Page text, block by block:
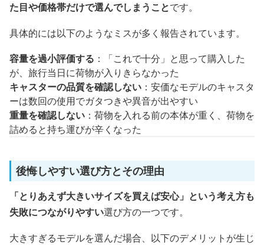
た目や価格帯だけで選んでしまうことです。
具体的には以下のようなミスが多く報告されています。
容量を過小評価する ：「これで十分」と思って購入した
が、旅行当日に荷物が入りきらなかった
キャスターの品質を確認しない ：安価なモデルのキャスタ
ーは数回の使用でガタつきや異音が出やすい
重量を確認しない ：荷物を入れる前の本体が重く、荷物を
詰めると持ち運びが辛くなった
後悔しやすい選び方とその理由
「とりあえず大きいサイズを買えば安心」という考え方も
失敗につながりやすい選び方の一つです。
大きすぎるモデルを選んだ場合、以下のデメリットが生じ